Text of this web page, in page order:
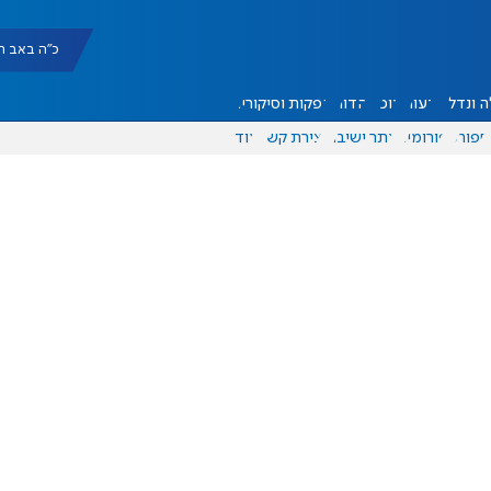
כ"ה באב תשפ"ו
ונדל"ן דעות אוכל יהדות הפקות וסיקורים
ספורט פורומים אתר ישיבה יצירת קשר עוד